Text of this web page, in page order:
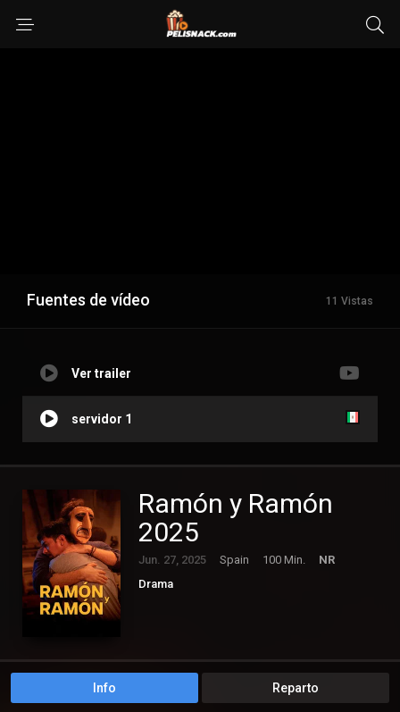
Fuentes de vídeo 11 Vistas
Ver trailer
servidor 1
Ramón y Ramón
2025
Jun. 27, 2025 Spain 100 Min.
NR
Drama
Info Reparto